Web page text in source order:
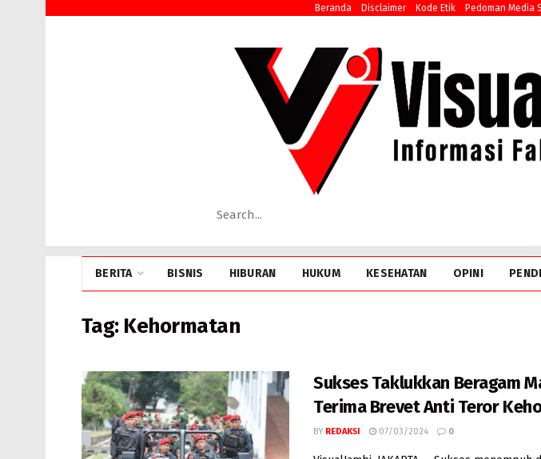
Beranda Disclaimer Kode Etik Pedoman Media
BERITA BISNIS HIBURAN HUKUM KESEHATAN OPINI
Tag: Kehormatan
Sukses Taklukkan Beragam
Terima Brevet Anti Teror
BY REDAKSI 07/03/2024 0